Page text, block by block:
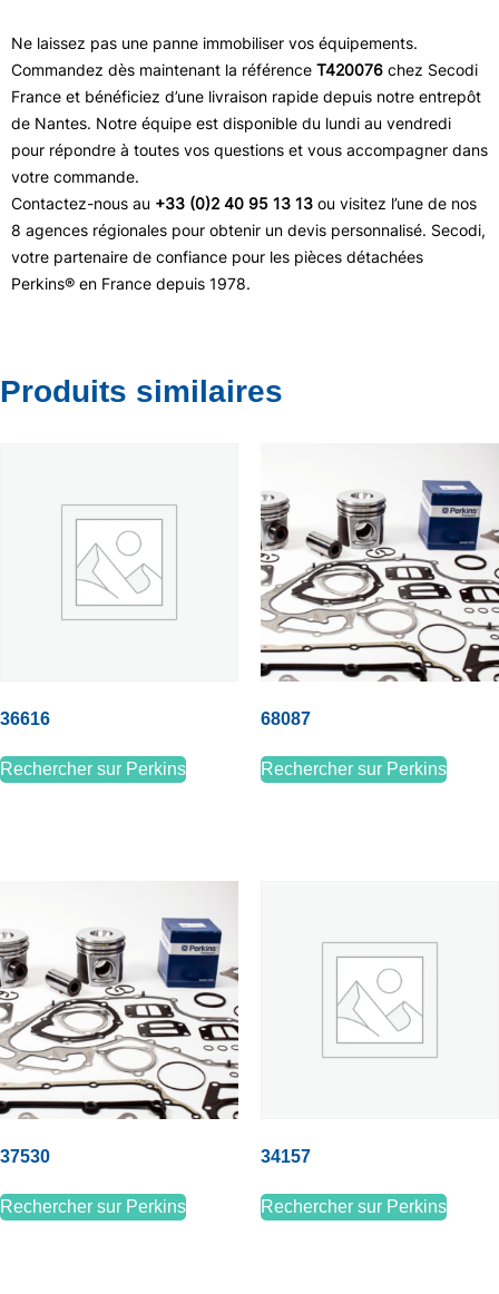
Ne laissez pas une panne immobiliser vos équipements.
Commandez dès maintenant la référence T420076 chez Secodi
France et bénéficiez d’une livraison rapide depuis notre entrepôt
de Nantes. Notre équipe est disponible du lundi au vendredi
pour répondre à toutes vos questions et vous accompagner dans
votre commande.
Contactez-nous au +33 (0)2 40 95 13 13 ou visitez l’une de nos
8 agences régionales pour obtenir un devis personnalisé. Secodi,
votre partenaire de confiance pour les pièces détachées
Perkins® en France depuis 1978.
Produits similaires
36616
Rechercher sur Perkins
68087
Rechercher sur Perkins
37530
Rechercher sur Perkins
34157
Rechercher sur Perkins